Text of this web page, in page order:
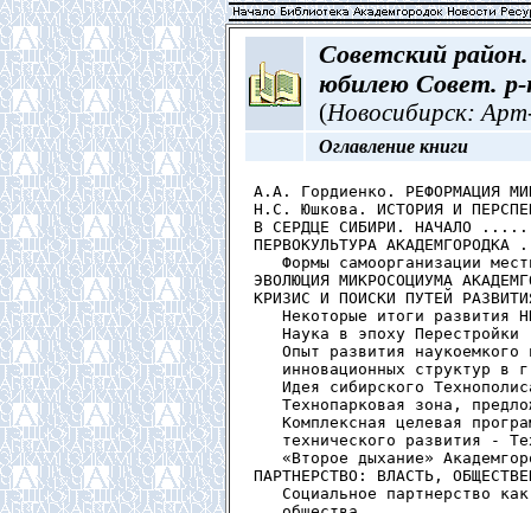
Советский
юбилею Совет. р-
(Новосибирск:
Оглавление книги
А.А. Гордиенко. РЕФОРМАЦИЯ
Н.С. Юшкова. ИСТОРИЯ И
В СЕРДЦЕ СИБИРИ.
ПЕРВОКУЛЬТУРА
Формы самоорганизации
ЭВОЛЮЦИЯ МИКРОСОЦИУМА
КРИЗИС И ПОИСКИ ПУТЕЙ
Некоторые итоги развития
Наука в эпоху Перестройки
Опыт развития
инновационных структур в
Идея сибирского
Технопарковая зона,
Комплексная целевая
технического развития -
«Второе дыхание»
ПАРТНЕРСТВО: ВЛАСТЬ,
Социальное партнерство